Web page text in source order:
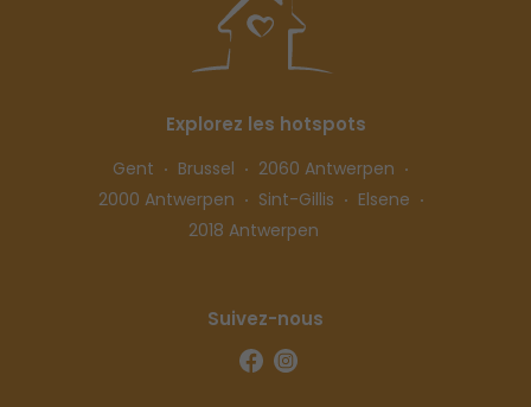
Explorez les hotspots
Gent Brussel
2060 Antwerpen
2000 Antwerpen
Sint-Gillis
Elsene
2018 Antwerpen
Suivez-nous